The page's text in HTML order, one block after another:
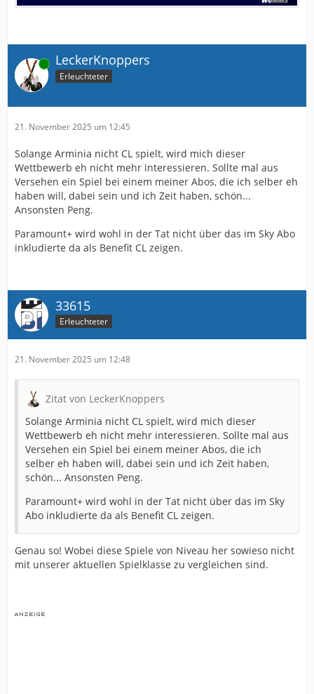
Online LeckerKnoppers
Erleuchteter
21. November 2025 um 12:45
Solange Arminia nicht CL spielt, wird mich dieser
Wettbewerb eh nicht mehr interessieren. Sollte mal aus
Versehen ein Spiel bei einem meiner Abos, die ich selber eh
haben will, dabei sein und ich Zeit haben, schön...
Ansonsten Peng.
Paramount+ wird wohl in der Tat nicht über das im Sky Abo
inkludierte da als Benefit CL zeigen.
33615
Erleuchteter
21. November 2025 um 12:48
Zitat von LeckerKnoppers
Solange Arminia nicht CL spielt, wird mich dieser
Wettbewerb eh nicht mehr interessieren. Sollte mal aus
Versehen ein Spiel bei einem meiner Abos, die ich
selber eh haben will, dabei sein und ich Zeit haben,
schön... Ansonsten Peng.
Paramount+ wird wohl in der Tat nicht über das im Sky
Abo inkludierte da als Benefit CL zeigen.
Genau so! Wobei diese Spiele von Niveau her sowieso nicht
mit unserer aktuellen Spielklasse zu vergleichen sind.